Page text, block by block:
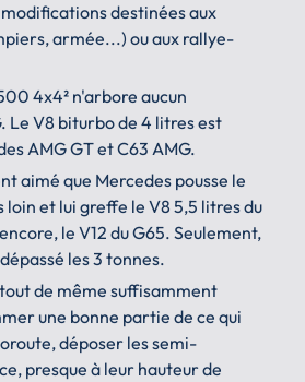
destinées aux
armée...) ou aux rallye-
4x4² n'arbore aucun
Le V8 biturbo de 4 litres est
AMG GT et C63 AMG.
aimé que Mercedes pousse le
loin et lui greffe le V8 5,5 litres du
le V12 du G65. Seulement,
les 3 tonnes.
de même suffisamment
une bonne partie de ce qui
déposer les semi-
presque à leur hauteur de